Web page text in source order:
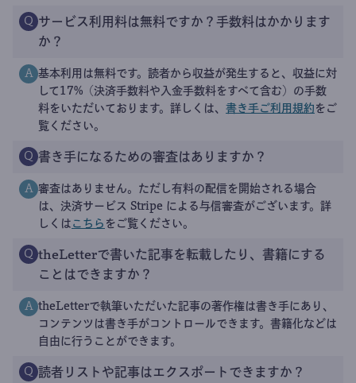
Q サービス利用料は無料ですか？手数料はかかります
か？
A 基本利用は無料です。読者から収益が発生すると、収益に対
して17%（決済手数料や入金手数料をすべて含む）の手数
料をいただいております。詳しくは、 書き手ご利用規約 をご
覧ください。
Q 書き手になるための審査はありますか？
A 審査はありません。ただし有料の配信を開始される場合
は、決済サービス Stripe による与信審査がございます。詳
しくは こちら をご覧ください。
Q theLetterで書いた記事を転載したり、書籍にする
ことはできますか？
A theLetterで執筆いただいた記事の著作権は書き手にあり、
コンテンツは書き手がコントロールできます。書籍化などは
自由に行うことができます。
Q 読者リストや記事はエクスポートできますか？